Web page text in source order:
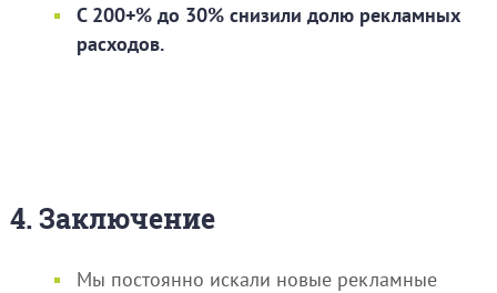
С 200+% до 30% снизили долю рекламных
расходов.
4. Заключение
Мы постоянно искали новые рекламные